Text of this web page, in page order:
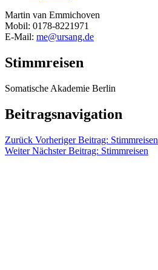
Martin van Emmichoven
Mobil: 0178-8221971
E-Mail: me@ursang.de
Stimmreisen
Somatische Akademie Berlin
Beitragsnavigation
Zurück Vorheriger Beitrag: Stimmreisen
Weiter Nächster Beitrag: Stimmreisen